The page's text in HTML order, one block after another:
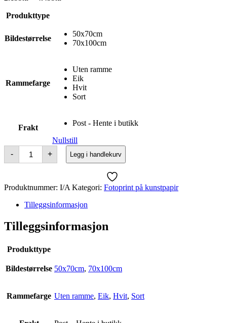
Produkttype
Bildestørrelse
50x70cm
70x100cm
Rammefarge
Uten ramme
Eik
Hvit
Sort
Frakt
Post - Hente i butikk
Nullstill
-
Sunbounce
antall
+ Legg i handlekurv
Produktnummer: I/A Kategori: Fotoprint på kunstpapir
Tilleggsinformasjon
Tilleggsinformasjon
Produkttype
Bildestørrelse 50x70cm, 70x100cm
Rammefarge Uten ramme, Eik, Hvit, Sort